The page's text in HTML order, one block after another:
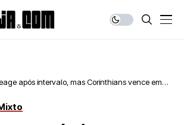
após intervalo, mas Corinthians vence em